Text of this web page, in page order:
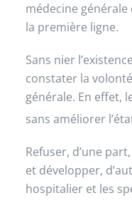
médecine
la première ligne.
Sans nier
constater la
générale. En effet,
sans améliorer
Refuser, d’une
et développer,
hospitalier et les